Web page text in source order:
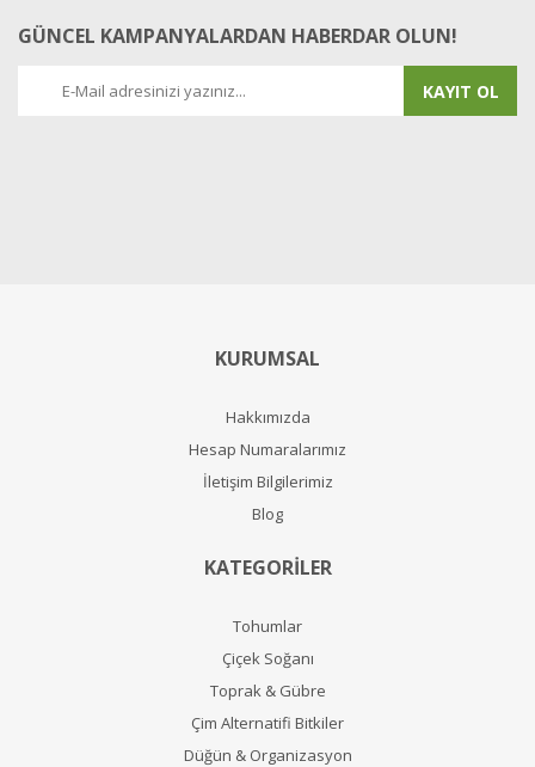
GÜNCEL KAMPANYALARDAN HABERDAR OLUN!
KAYIT OL
KURUMSAL
Hakkımızda
Hesap Numaralarımız
İletişim Bilgilerimiz
Blog
KATEGORİLER
Tohumlar
Çiçek Soğanı
Toprak & Gübre
Çim Alternatifi Bitkiler
Düğün & Organizasyon